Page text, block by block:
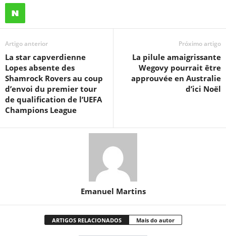
Artigo anterior
La star capverdienne
Lopes absente des
Shamrock Rovers au coup
d’envoi du premier tour
de qualification de l’UEFA
Champions League
Próximo artigo
La pilule amaigrissante
Wegovy pourrait être
approuvée en Australie
d’ici Noël
Emanuel Martins
ARTIGOS RELACIONADOS Mais do autor